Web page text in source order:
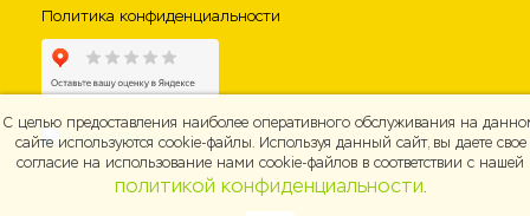
Политика конфиденциальности
С целью предоставления наиболее оперативного обслуживания на
сайте используются cookie-файлы. Используя данный сайт, вы даете свое
согласие на использование нами cookie-файлов в соответствии с нашей
политикой конфиденциальности.